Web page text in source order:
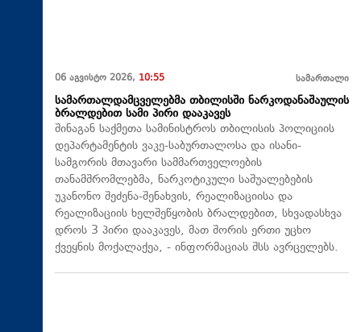
06 აგვისტო 2026, 10:55 სამართალი
სამართალდამცველებმა თბილისში ნარკოდანაშაულის
ბრალდებით სამი პირი დააკავეს
შინაგან საქმეთა სამინისტროს თბილისის პოლიციის
დეპარტამენტის ვაკე-საბურთალოსა და ისანი-
სამგორის მთავარი სამმართველოების
თანამშრომლებმა, ნარკოტიკული საშუალებების
უკანონო შეძენა-შენახვის, რეალიზაციისა და
რეალიზაციის ხელშეწყობის ბრალდებით, სხვადასხვა
დროს 3 პირი დააკავეს, მათ შორის ერთი უცხო
ქვეყნის მოქალაქეა, - ინფორმაციას შსს ავრცელებს.